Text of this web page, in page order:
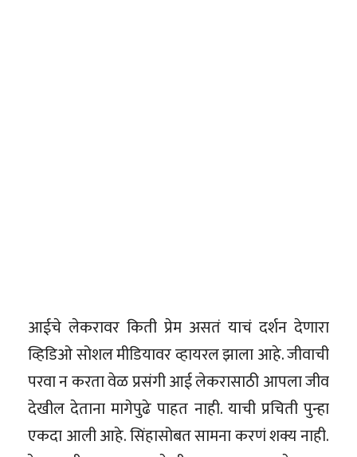
आईचे लेकरावर किती प्रेम असतं याचं दर्शन देणारा
व्हिडिओ सोशल मीडियावर व्हायरल झाला आहे. जीवाची
परवा न करता वेळ प्रसंगी आई लेकरासाठी आपला जीव
देखील देताना मागेपुढे पाहत नाही. याची प्रचिती पुन्हा
एकदा आली आहे. सिंहासोबत सामना करणं शक्य नाही.